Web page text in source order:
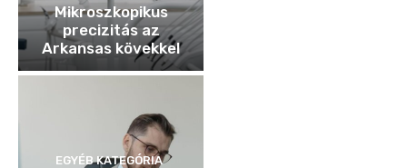
Mikroszkopikus
precizitás az
Arkansas kövekkel
EGYÉB KATEGÓRIA